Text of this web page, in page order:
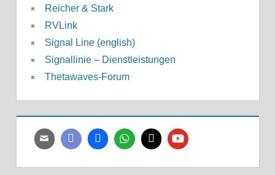
Reicher & Stark
RVLink
Signal Line (english)
Signallinie – Dienstleistungen
Thetawaves-Forum